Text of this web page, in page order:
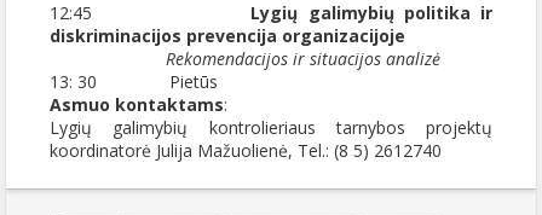
12:45 Lygių galimybių politika ir
diskriminacijos prevencija organizacijoje
Rekomendacijos ir situacijos analizė
13: 30 Pietūs
Asmuo kontaktams:
Lygių galimybių kontrolieriaus tarnybos projektų
koordinatorė Julija Mažuolienė, Tel.: (8 5) 2612740